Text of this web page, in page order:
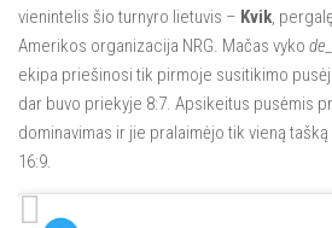
vienintelis šio turnyro lietuvis – Kvik,
Amerikos organizacija NRG. Mačas vyko
ekipa priešinosi tik pirmoje susitikimo
dar buvo priekyje 8:7. Apsikeitus pusėmis
dominavimas ir jie pralaimėjo tik vieną tašką
16:9.